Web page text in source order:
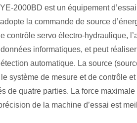
2000BD est un équipement
la commande de source
contrôle servo électro-hydraulique,
informatiques, et peut
automatique. La source
système de mesure et de contrôle et
de quatre parties. La force maximale
de la machine d’essai est